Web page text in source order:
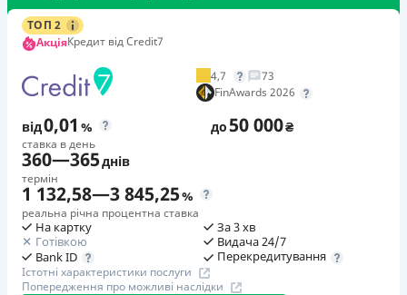
ТОП 2
АкціяКредит від Credit7
4,7
73
FinAwards 2026
від0,01 %
ставка в день
до50 000₴
360—365днів
термін
1 132,58—3 845,25%
реальна річна процентна ставка
На картку
Готівкою
Bank ID
За 3 хв
Видача 24/7
Перекредитування
Істотні характеристики послуги
Попередження про можливі наслідки